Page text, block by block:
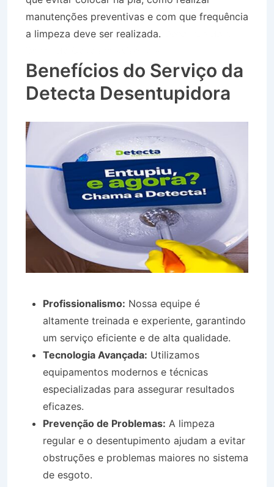
manutenções preventivas e com que frequência
a limpeza deve ser realizada.
Benefícios do Serviço da
Detecta Desentupidora
Profissionalismo: Nossa equipe é
altamente treinada e experiente, garantindo
um serviço eficiente e de alta qualidade.
Tecnologia Avançada: Utilizamos
equipamentos modernos e técnicas
especializadas para assegurar resultados
eficazes.
Prevenção de Problemas: A limpeza
regular e o desentupimento ajudam a evitar
obstruções e problemas maiores no sistema
de esgoto.